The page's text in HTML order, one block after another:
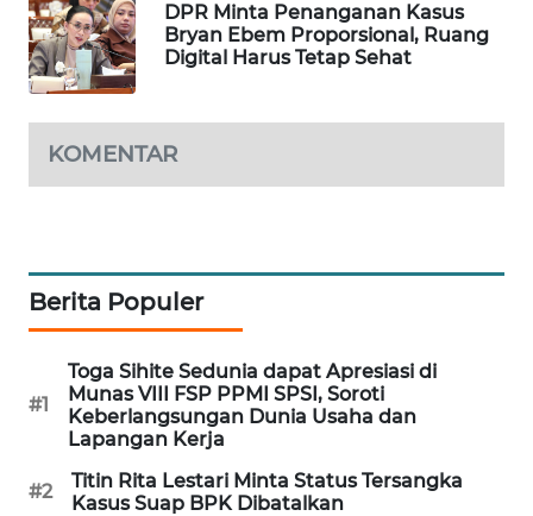
DPR Minta Penanganan Kasus
Bryan Ebem Proporsional, Ruang
Digital Harus Tetap Sehat
KOMENTAR
Berita Populer
#1
Toga Sihite Sedunia dapat Apresiasi di
Munas VIII FSP PPMI SPSI, Soroti
Keberlangsungan Dunia Usaha dan
Lapangan Kerja
#2
Titin Rita Lestari Minta Status Tersangka
Kasus Suap BPK Dibatalkan
MAWAKA
ID
NET
MKLI
LPKKI
LKKI
KOPEKLIN